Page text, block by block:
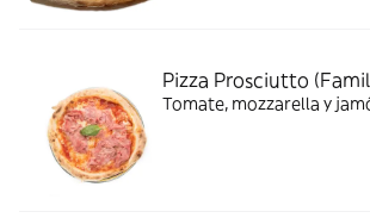
Pizza Prosciutto
Tomate, mozzarella y